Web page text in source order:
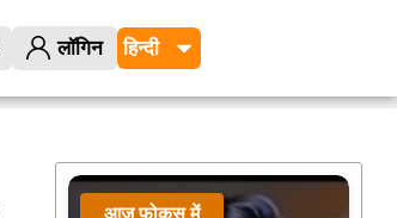
लॉगिन
आज फोकस में